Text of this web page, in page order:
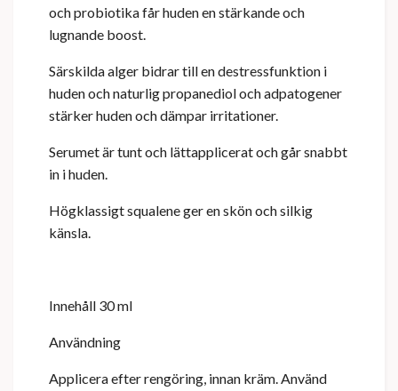
och probiotika får huden en stärkande och
lugnande boost.
Särskilda alger bidrar till en destressfunktion i
huden och naturlig propanediol och adpatogener
stärker huden och dämpar irritationer.
Serumet är tunt och lättapplicerat och går snabbt
in i huden.
Högklassigt squalene ger en skön och silkig
känsla.
Innehåll 30 ml
Användning
Applicera efter rengöring, innan kräm. Använd